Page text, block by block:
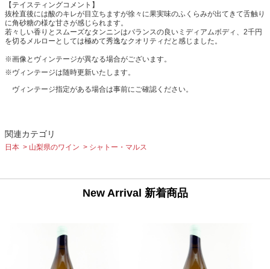
【テイスティングコメント】
抜栓直後には酸のキレが目立ちますが徐々に果実味のふくらみが出てきて舌触り
に角砂糖の様な甘さが感じられます。
若々しい香りとスムーズなタンニンはバランスの良いミディアムボディ、2千円
を切るメルローとしては極めて秀逸なクオリティだと感じました。
※画像とヴィンテージが異なる場合がございます。
※ヴィンテージは随時更新いたします。
ヴィンテージ指定がある場合は事前にご確認ください。
関連カテゴリ
日本 山梨県のワイン シャトー・マルス
New Arrival 新着商品